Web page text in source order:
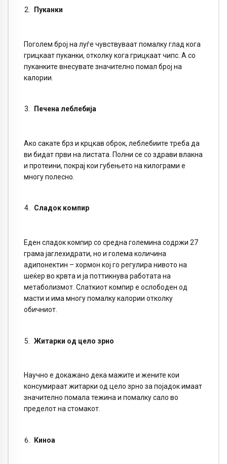
Пуканки
Поголем број на луѓе чувствуваат помалку глад кога
грицкаат пуканки, отколку кога грицкаат чипс. А со
пуканките внесувате значително помал број на
калории.
Печена леблебија
Ако сакате брз и крцкав оброк, леблебиите треба да
ви бидат први на листата. Полни се со здрави влакна
и протеини, покрај кои губењето на килограми е
многу полесно.
Сладок компир
Еден сладок компир со средна големина содржи 27
грама јаглехидрати, но и голема количина
адипонектин – хормон кој го регулира нивото на
шеќер во крвта и ја поттикнува работата на
метаболизмот. Слаткиот компир е ослободен од
масти и има многу помалку калории отколку
обичниот.
Житарки од цело зрно
Научно е докажано дека мажите и жените кои
консумираат житарки од цело зрно за појадок имаат
значително помала тежина и помалку сало во
пределот на стомакот.
Киноа